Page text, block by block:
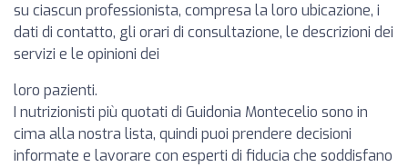
su ciascun professionista, compresa la loro ubicazione, i
dati di contatto, gli orari di consultazione, le descrizioni dei
servizi e le opinioni dei
loro pazienti.
I nutrizionisti più quotati di Guidonia Montecelio sono in
cima alla nostra lista, quindi puoi prendere decisioni
informate e lavorare con esperti di fiducia che soddisfano